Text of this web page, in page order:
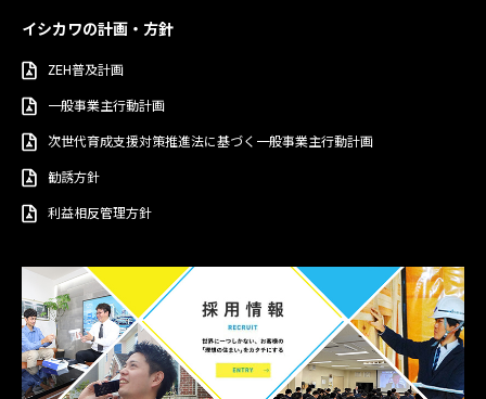
イシカワの計画・方針
ZEH普及計画
一般事業主行動計画
次世代育成支援対策推進法に基づく一般事業主行動計画
勧誘方針
利益相反管理方針